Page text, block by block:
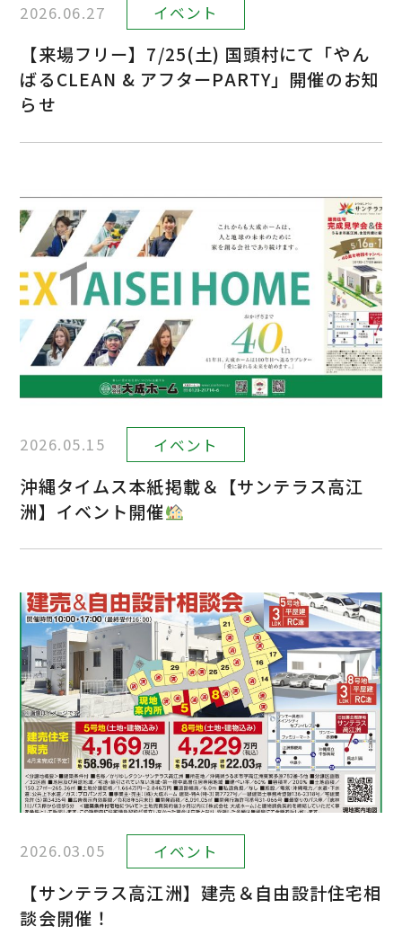
2026.06.27 イベント
【来場フリー】7/25(土) 国頭村にて「やん
ばるCLEAN & アフターPARTY」開催のお知
らせ
2026.05.15 イベント
沖縄タイムス本紙掲載＆【サンテラス高江
洲】イベント開催
2026.03.05 イベント
【サンテラス高江洲】建売＆自由設計住宅相
談会開催！